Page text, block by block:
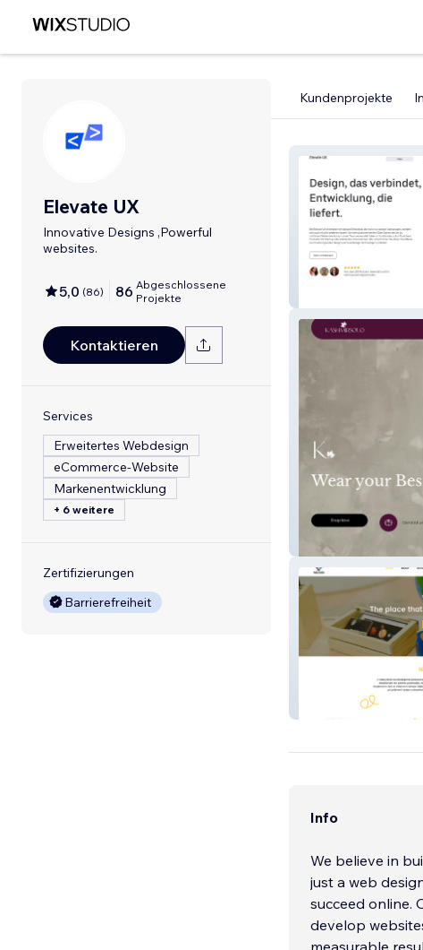
Elevate UX
Innovative Designs ,Powerful
websites.
5,0 (86) 86 Abgeschlossene
Projekte
Kontaktieren
Services
Erweitertes Webdesign
eCommerce-Website
Markenentwicklung
+ 6 weitere
Zertifizierungen
Barrierefreiheit
Kundenprojekte
Nasa Skola
Info
We believe in
just a web
succeed online.
develop